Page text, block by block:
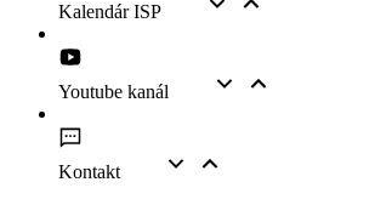
Kalendár ISP
Youtube kanál
Kontakt